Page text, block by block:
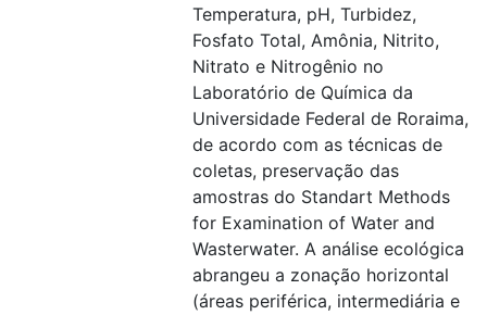
Temperatura, pH, Turbidez,
Fosfato Total, Amônia, Nitrito,
Nitrato e Nitrogênio no
Laboratório de Química da
Universidade Federal de Roraima,
de acordo com as técnicas de
coletas, preservação das
amostras do Standart Methods
for Examination of Water and
Wasterwater. A análise ecológica
abrangeu a zonação horizontal
(áreas periférica, intermediária e